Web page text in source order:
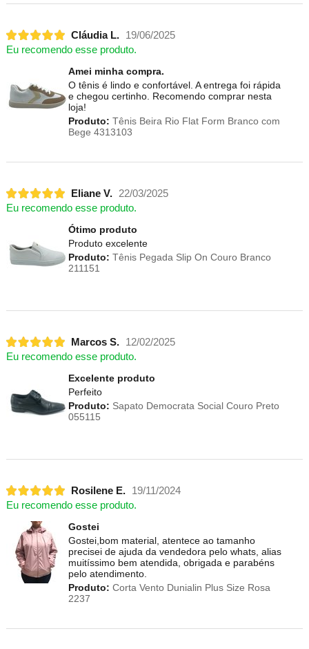
Cláudia L.
19/06/2025
Eu recomendo esse produto.
Amei minha compra.
O tênis é lindo e confortável. A entrega foi rápida
e chegou certinho. Recomendo comprar nesta
loja!
Produto: Tênis Beira Rio Flat Form Branco com
Bege 4313103
Eliane V.
22/03/2025
Eu recomendo esse produto.
Ótimo produto
Produto excelente
Produto: Tênis Pegada Slip On Couro Branco
211151
Marcos S.
12/02/2025
Eu recomendo esse produto.
Excelente produto
Perfeito
Produto: Sapato Democrata Social Couro Preto
055115
Rosilene E.
19/11/2024
Eu recomendo esse produto.
Gostei
Gostei,bom material, atentece ao tamanho
precisei de ajuda da vendedora pelo whats, alias
muitíssimo bem atendida, obrigada e parabéns
pelo atendimento.
Produto: Corta Vento Dunialin Plus Size Rosa
2237